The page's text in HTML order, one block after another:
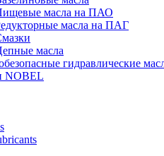
масла на ПАО
масла на ПАГ
масла
гидравлические
NOBEL